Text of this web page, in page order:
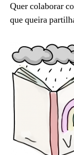
Quer colaborar
que queira